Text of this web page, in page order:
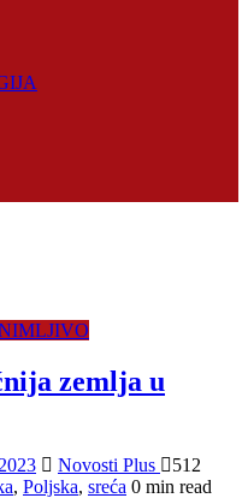
zemlja u
Novosti Plus
512
, Poljska, sreća 0 min read